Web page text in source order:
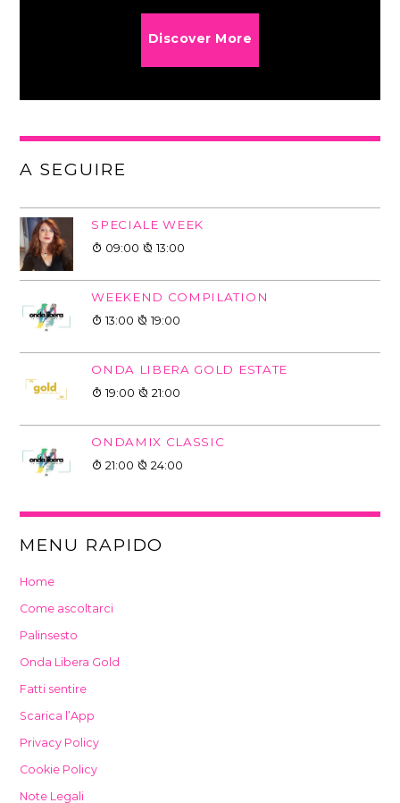
Discover More
A SEGUIRE
SPECIALE WEEK
09:00 13:00
WEEKEND COMPILATION
13:00 19:00
ONDA LIBERA GOLD ESTATE
19:00 21:00
ONDAMIX CLASSIC
21:00 24:00
MENU RAPIDO
Home
Come ascoltarci
Palinsesto
Onda Libera Gold
Fatti sentire
Scarica l’App
Privacy Policy
Cookie Policy
Note Legali